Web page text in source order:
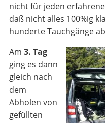
nicht für jeden
daß nicht alles 100%ig
hunderte Tauchgänge
Am 3. Tag
ging es dann
gleich nach
dem
Abholen von
gefüllten